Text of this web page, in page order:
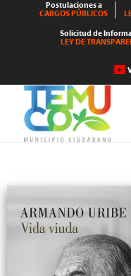
Postulaciones a
CARGOS PÚBLICOS
Solicitud de
LEY DE